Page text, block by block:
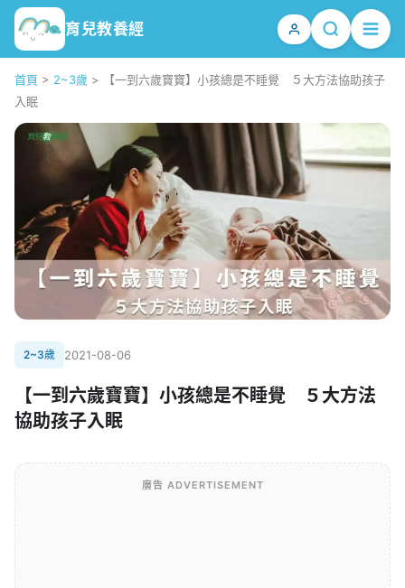
育兒教養經
首頁 > 2~3歲 >
【一到六歲寶寶】小孩總是不睡覺 ５大方法協助孩子
入眠
2~3歲 2021-08-06
【一到六歲寶寶】小孩總是不睡覺 ５大方法
協助孩子入眠
廣告 ADVERTISEMENT